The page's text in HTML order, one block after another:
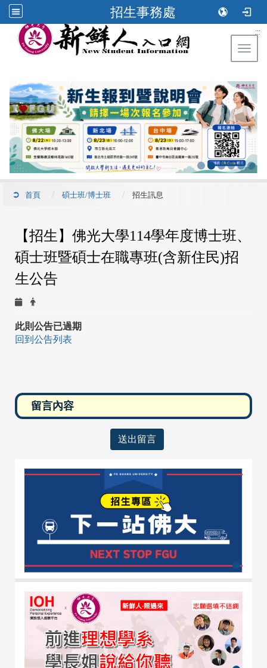
招生事務處
:::
首頁 碩士班/博士班 招生訊息
【招生】佛光大學114學年度博士班、
碩士班暨碩士在職專班(含新住民)招
生公告
此則公告已過期
回到公告列表
送出留言